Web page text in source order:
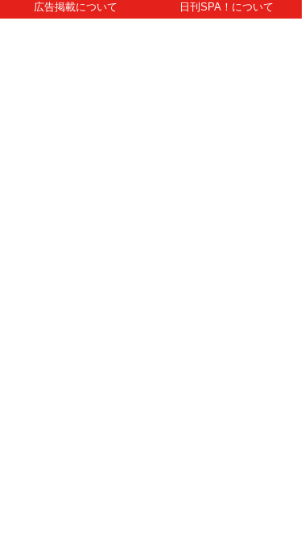
広告掲載について 日刊SPA！について